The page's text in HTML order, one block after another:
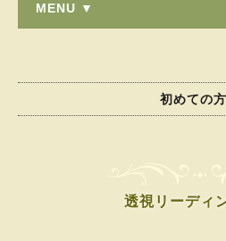
MENU ▼
初めての
透視リーディ